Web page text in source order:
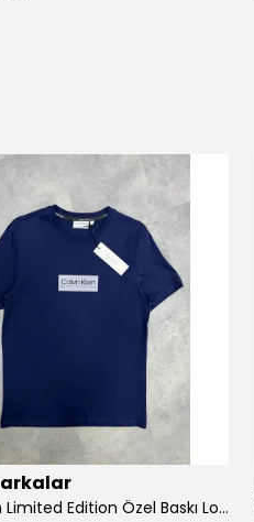
Yeni Sezon Limited Edition Özel Baskı Logo T-shirt